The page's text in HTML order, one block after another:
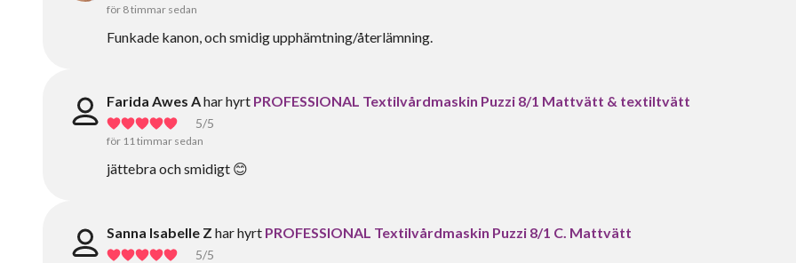
för 8 timmar sedan
Funkade kanon, och smidig upphämtning/återlämning.
Farida Awes Ahar hyrt PROFESSIONAL Textilvårdmaskin Puzzi 8/1 Mattvätt & textiltvätt
5/5
för 11 timmar sedan
‏jättebra och smidigt 😊
Sanna Isabelle Z har hyrt PROFESSIONAL Textilvårdmaskin Puzzi 8/1 C. Mattvätt
5/5